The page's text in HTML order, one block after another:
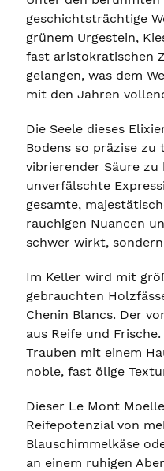
geschichtsträchtige
grünem Urgestein,
fast aristokratischen
gelangen, was dem
mit den Jahren
Die Seele dieses
Bodens so präzise
vibrierender Säure
unverfälschte
gesamte,
rauchigen Nuancen
schwer wirkt,
Im Keller wird mit
gebrauchten
Chenin Blancs. Der
aus Reife und
Trauben mit einem
noble, fast ölige
Dieser Le Mont
Reifepotenzial von
Blauschimmelkäse
an einem ruhigen